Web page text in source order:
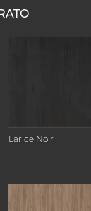
Larice Noir